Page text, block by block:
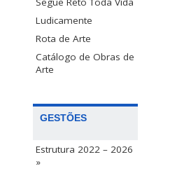
Ludicamente
Rota de Arte
Catálogo de Obras de
Arte
GESTÕES
Estrutura 2022 – 2026
»